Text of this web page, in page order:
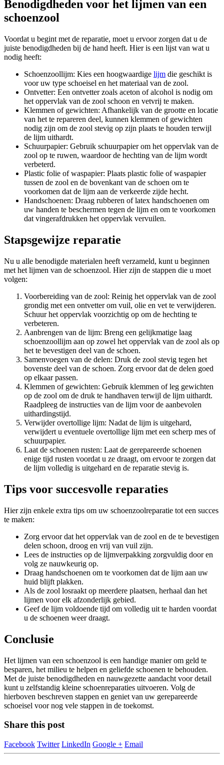
Benodigdheden voor het lijmen van een
schoenzool
Voordat u begint met de reparatie, moet u ervoor zorgen dat u de
juiste benodigdheden bij de hand heeft. Hier is een lijst van wat u
nodig heeft:
Schoenzoollijm: Kies een hoogwaardige lijm die geschikt is
voor uw type schoeisel en het materiaal van de zool.
Ontvetter: Een ontvetter zoals aceton of alcohol is nodig om
het oppervlak van de zool schoon en vetvrij te maken.
Klemmen of gewichten: Afhankelijk van de grootte en locatie
van het te repareren deel, kunnen klemmen of gewichten
nodig zijn om de zool stevig op zijn plaats te houden terwijl
de lijm uithardt.
Schuurpapier: Gebruik schuurpapier om het oppervlak van de
zool op te ruwen, waardoor de hechting van de lijm wordt
verbeterd.
Plastic folie of waspapier: Plaats plastic folie of waspapier
tussen de zool en de bovenkant van de schoen om te
voorkomen dat de lijm aan de verkeerde zijde hecht.
Handschoenen: Draag rubberen of latex handschoenen om
uw handen te beschermen tegen de lijm en om te voorkomen
dat vingerafdrukken het oppervlak vervuilen.
Stapsgewijze reparatie
Nu u alle benodigde materialen heeft verzameld, kunt u beginnen
met het lijmen van de schoenzool. Hier zijn de stappen die u moet
volgen:
Voorbereiding van de zool: Reinig het oppervlak van de zool
grondig met een ontvetter om vuil, olie en vet te verwijderen.
Schuur het oppervlak voorzichtig op om de hechting te
verbeteren.
Aanbrengen van de lijm: Breng een gelijkmatige laag
schoenzoollijm aan op zowel het oppervlak van de zool als op
het te bevestigen deel van de schoen.
Samenvoegen van de delen: Druk de zool stevig tegen het
bovenste deel van de schoen. Zorg ervoor dat de delen goed
op elkaar passen.
Klemmen of gewichten: Gebruik klemmen of leg gewichten
op de zool om de druk te handhaven terwijl de lijm uithardt.
Raadpleeg de instructies van de lijm voor de aanbevolen
uithardingstijd.
Verwijder overtollige lijm: Nadat de lijm is uitgehard,
verwijdert u eventuele overtollige lijm met een scherp mes of
schuurpapier.
Laat de schoenen rusten: Laat de gerepareerde schoenen
enige tijd rusten voordat u ze draagt, om ervoor te zorgen dat
de lijm volledig is uitgehard en de reparatie stevig is.
Tips voor succesvolle reparaties
Hier zijn enkele extra tips om uw schoenzoolreparatie tot een succes
te maken:
Zorg ervoor dat het oppervlak van de zool en de te bevestigen
delen schoon, droog en vrij van vuil zijn.
Lees de instructies op de lijmverpakking zorgvuldig door en
volg ze nauwkeurig op.
Draag handschoenen om te voorkomen dat de lijm aan uw
huid blijft plakken.
Als de zool losraakt op meerdere plaatsen, herhaal dan het
lijmen voor elk afzonderlijk gebied.
Geef de lijm voldoende tijd om volledig uit te harden voordat
u de schoenen weer draagt.
Conclusie
Het lijmen van een schoenzool is een handige manier om geld te
besparen, het milieu te helpen en geliefde schoenen te behouden.
Met de juiste benodigdheden en nauwgezette aandacht voor detail
kunt u zelfstandig kleine schoenreparaties uitvoeren. Volg de
hierboven beschreven stappen en geniet van uw gerepareerde
schoeisel voor nog vele stappen in de toekomst.
Share this post
Facebook Twitter LinkedIn Google + Email